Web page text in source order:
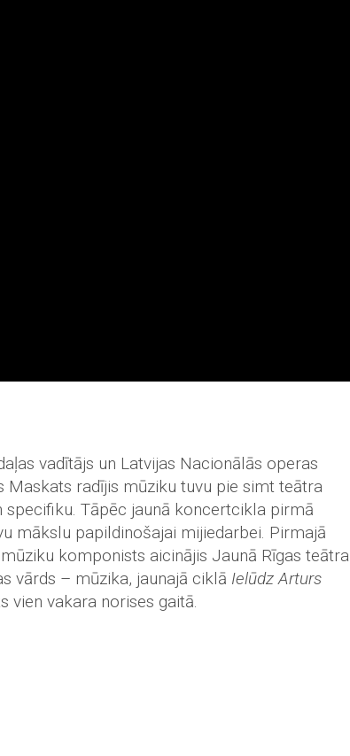
vadītājs un Latvijas Nacionālās operas
radījis mūziku tuvu pie simt teātra
Tāpēc jaunā koncertcikla pirmā
mākslu papildinošajai mijiedarbei. Pirmajā
komponists aicinājis Jaunā Rīgas teātra
vārds – mūzika, jaunajā ciklā Ielūdz Arturs
vien vakara norises gaitā.